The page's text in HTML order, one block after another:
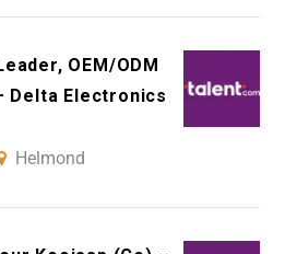
OEM/ODM
Delta Electronics
Helmond